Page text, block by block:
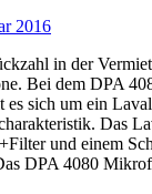
2016
in der
Bei dem DPA
es sich um ein
Das
und einem
DPA 4080